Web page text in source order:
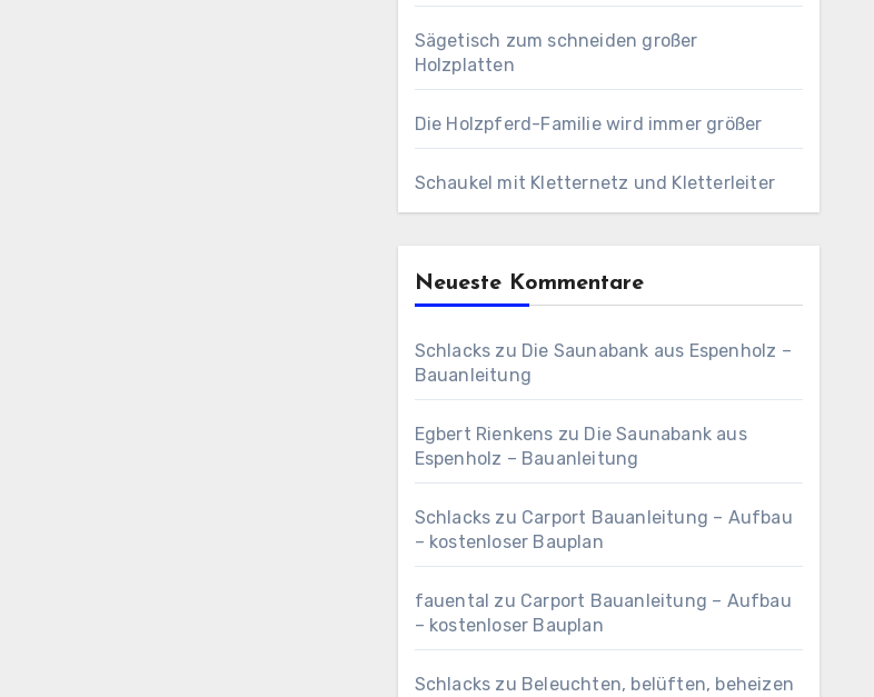
Sägetisch zum schneiden großer
Holzplatten
Die Holzpferd-Familie wird immer größer
Schaukel mit Kletternetz und Kletterleiter
Neueste Kommentare
Schlacks zu Die Saunabank aus Espenholz –
Bauanleitung
Egbert Rienkens zu Die Saunabank aus
Espenholz – Bauanleitung
Schlacks zu Carport Bauanleitung – Aufbau
– kostenloser Bauplan
fauental zu Carport Bauanleitung – Aufbau
– kostenloser Bauplan
Schlacks zu Beleuchten, belüften, beheizen